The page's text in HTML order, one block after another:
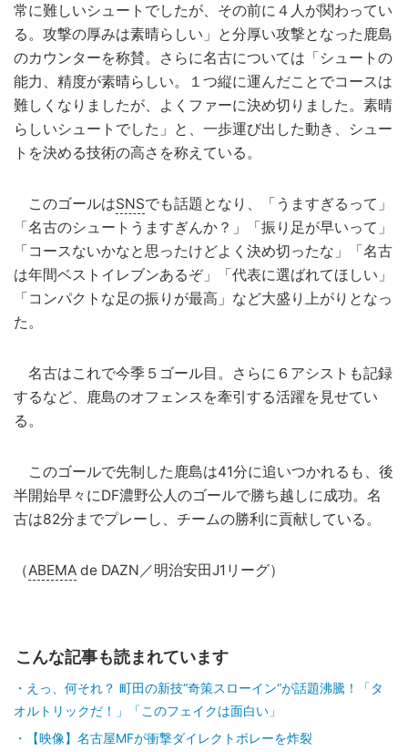
常に難しいシュートでしたが、その前に４人が関わってい
る。攻撃の厚みは素晴らしい」と分厚い攻撃となった鹿島
のカウンターを称賛。さらに名古については「シュートの
能力、精度が素晴らしい。１つ縦に運んだことでコースは
難しくなりましたが、よくファーに決め切りました。素晴
らしいシュートでした」と、一歩運び出した動き、シュー
トを決める技術の高さを称えている。
このゴールはSNSでも話題となり、「うますぎるって」
「名古のシュートうますぎんか？」「振り足が早いって」
「コースないかなと思ったけどよく決め切ったな」「名古
は年間ベストイレブンあるぞ」「代表に選ばれてほしい」
「コンパクトな足の振りが最高」など大盛り上がりとなっ
た。
名古はこれで今季５ゴール目。さらに６アシストも記録
するなど、鹿島のオフェンスを牽引する活躍を見せてい
る。
このゴールで先制した鹿島は41分に追いつかれるも、後
半開始早々にDF濃野公人のゴールで勝ち越しに成功。名
古は82分までプレーし、チームの勝利に貢献している。
（ABEMA de DAZN／明治安田J1リーグ）
こんな記事も読まれています
えっ、何それ？ 町田の新技“奇策スローイン”が話題沸騰！「タ
オルトリックだ！」「このフェイクは面白い」
【映像】名古屋MFが衝撃ダイレクトボレーを炸裂